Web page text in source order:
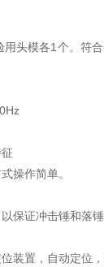
用头模各1个。符
操作简单。
保证冲击锤和落
装置，自动定位，